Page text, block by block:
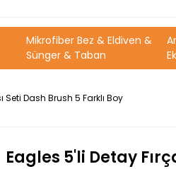
Mikrofiber Bez & Eldiven &
Sünger & Taban
Seti Dash Brush 5 Farklı Boy
Eagles 5'li Detay